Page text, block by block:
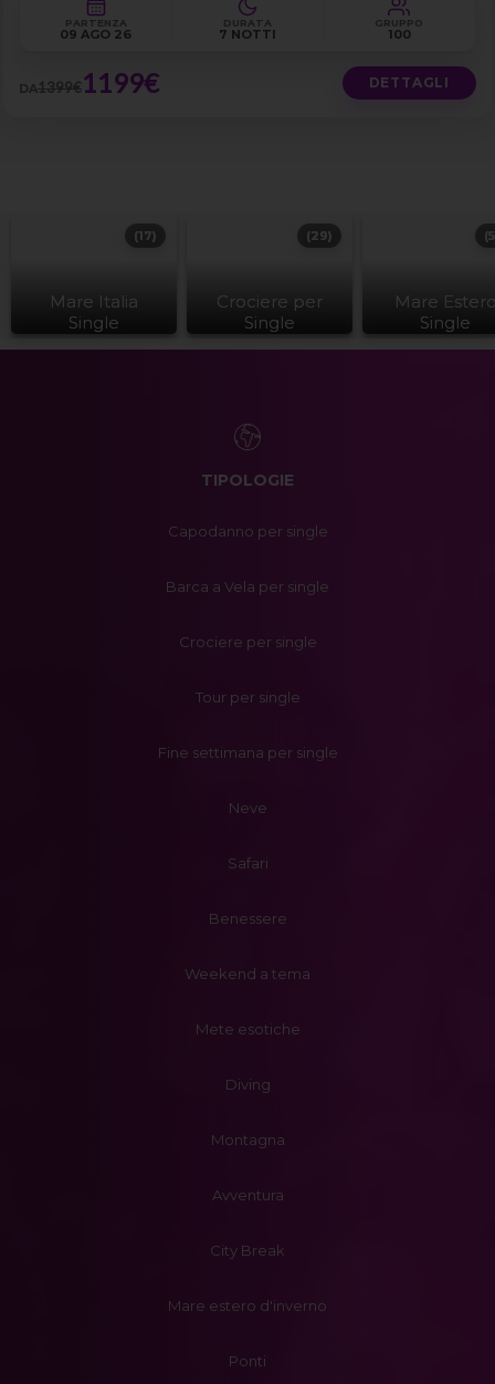
PARTENZA
09 AGO 26
DURATA
7 NOTTI
GRUPPO
100
DA1399€1199€ DETTAGLI
Mare Italia
Single
(17)
Crociere per
Single
(29)
Mare
Single
TIPOLOGIE
Capodanno per single
Barca a Vela per single
Crociere per single
Tour per single
Fine settimana per single
Neve
Safari
Benessere
Weekend a tema
Mete esotiche
Diving
Montagna
Avventura
City Break
Mare estero d'inverno
Ponti